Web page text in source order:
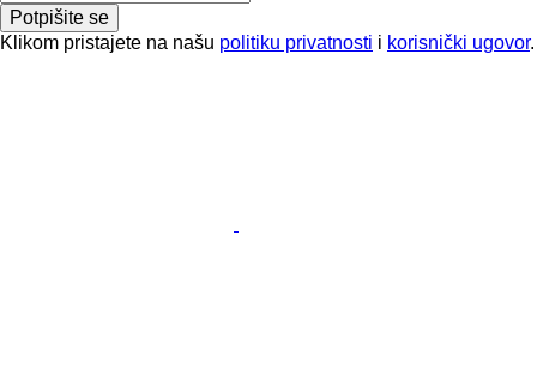
Potpišite se
Klikom pristajete na našu politiku privatnosti i korisnički ugovor.